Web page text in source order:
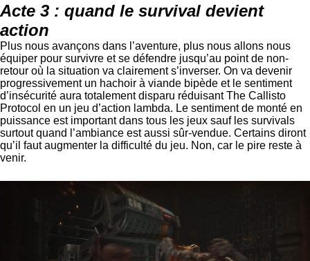
Acte 3 : quand le survival devient
action
Plus nous avançons dans l’aventure, plus nous allons nous
équiper pour survivre et se défendre jusqu’au point de non-
retour où la situation va clairement s’inverser. On va devenir
progressivement un hachoir à viande bipède et le sentiment
d’insécurité aura totalement disparu réduisant The Callisto
Protocol en un jeu d’action lambda. Le sentiment de monté en
puissance est important dans tous les jeux sauf les survivals
surtout quand l’ambiance est aussi sûr-vendue. Certains diront
qu’il faut augmenter la difficulté du jeu. Non, car le pire reste à
venir.